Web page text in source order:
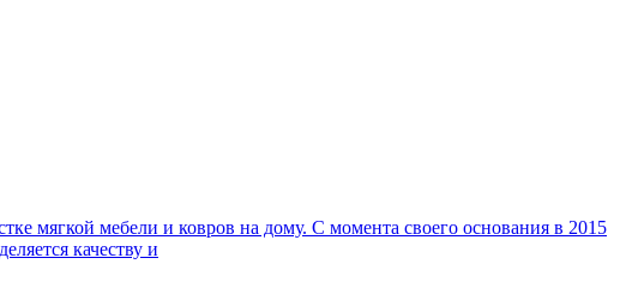
мягкой мебели и ковров на дому. С момента своего основания в 2015
качеству и